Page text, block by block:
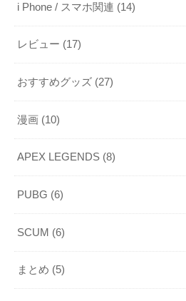
i Phone / スマホ関連 (14)
レビュー (17)
おすすめグッズ (27)
漫画 (10)
APEX LEGENDS (8)
PUBG (6)
SCUM (6)
まとめ (5)